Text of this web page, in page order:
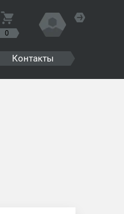
0
Контакты